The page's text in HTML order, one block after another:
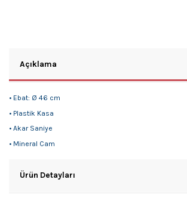
Açıklama
• Ebat: Ø 46 cm
• Plastik Kasa
• Akar Saniye
• Mineral Cam
Ürün Detayları